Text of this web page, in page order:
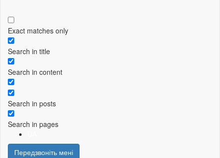
Exact matches only
Search in title
Search in content
Search in posts
Search in pages
Передзвоніть мені